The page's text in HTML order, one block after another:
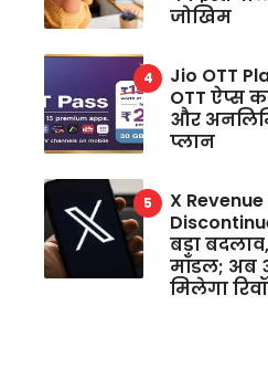
जोखिम
Jio OTT
OTT ऐप्स
और
प्लान
X
बड़ा
मॉडल; अब
मिलेगा